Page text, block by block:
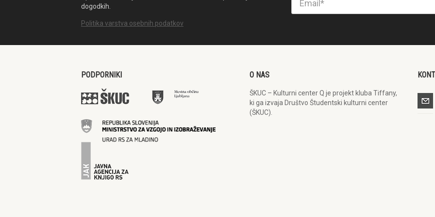
dogodkih.
Politika varstva osebnih podatkov
PODPORNIKI O NAS
ŠKUC – Kulturni center Q je projekt kluba Tiffany,
ki ga izvaja Društvo Študentski kulturni center
(ŠKUC).